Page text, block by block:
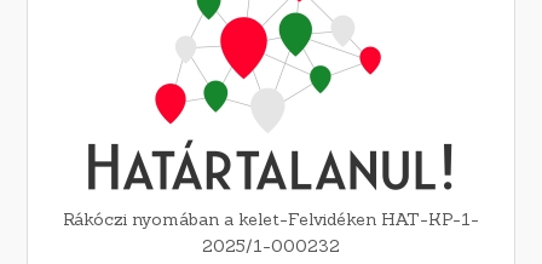
Rákóczi nyomában a kelet-Felvidéken HAT-KP-1-
2025/1-000232